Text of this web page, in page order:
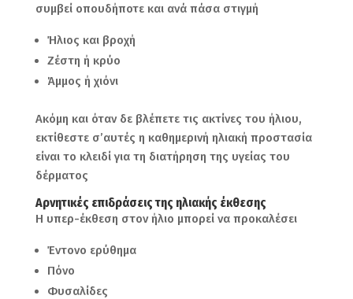
συμβεί οπουδήποτε και ανά πάσα στιγμή
Ήλιος και βροχή
Ζέστη ή κρύο
Άμμος ή χιόνι
Ακόμη και όταν δε βλέπετε τις ακτίνες του ήλιου,
εκτίθεστε σ’αυτές η καθημερινή ηλιακή προστασία
είναι το κλειδί για τη διατήρηση της υγείας του
δέρματος
Αρνητικές επιδράσεις της ηλιακής έκθεσης
Η υπερ-έκθεση στον ήλιο μπορεί να προκαλέσει
Έντονο ερύθημα
Πόνο
Φυσαλίδες